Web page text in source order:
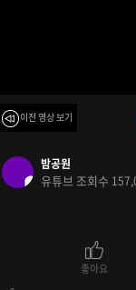
이전 영상 보기
밤공원
유튜브 조회수
좋아요